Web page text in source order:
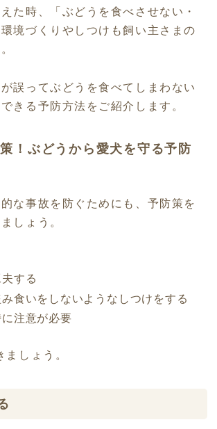
た時、「ぶどうを食べさせない・
境づくりやしつけも飼い主さまの
誤ってぶどうを食べてしまわない
きる予防方法をご紹介します。
！ぶどうから愛犬を守る予防
な事故を防ぐためにも、予防策を
しょう。
する
食いをしないようなしつけをする
注意が必要
しょう。